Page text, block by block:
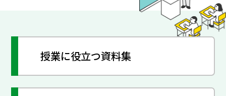
授業に役立つ資料集